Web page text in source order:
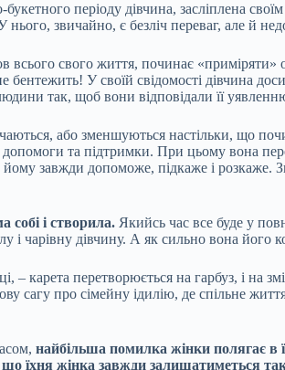
періоду дівчина, засліплена
звичайно, є безліч переваг, але й
свого життя, починає «приміряти»
У своїй свідомості дівчина
так, щоб вони відповідали її
або зменшуються настільки, що
та підтримки. При цьому вона
завжди допоможе, підкаже і розкаже.
собі і створила. Якийсь час все буде у
і чарівну дівчину. А як сильно вона його
карета перетворюється на гарбуз, і на
сагу про сімейну ідилію, де спільне
найбільша помилка жінки полягає в
їхня жінка завжди залишатиметься